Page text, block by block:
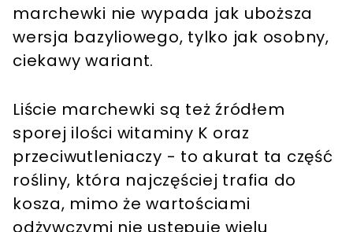
marchewki nie wypada jak uboższa
wersja bazyliowego, tylko jak osobny,
ciekawy wariant.
Liście marchewki są też źródłem
sporej ilości witaminy K oraz
przeciwutleniaczy - to akurat ta część
rośliny, która najczęściej trafia do
kosza, mimo że wartościami
odżywczymi nie ustępuje wielu